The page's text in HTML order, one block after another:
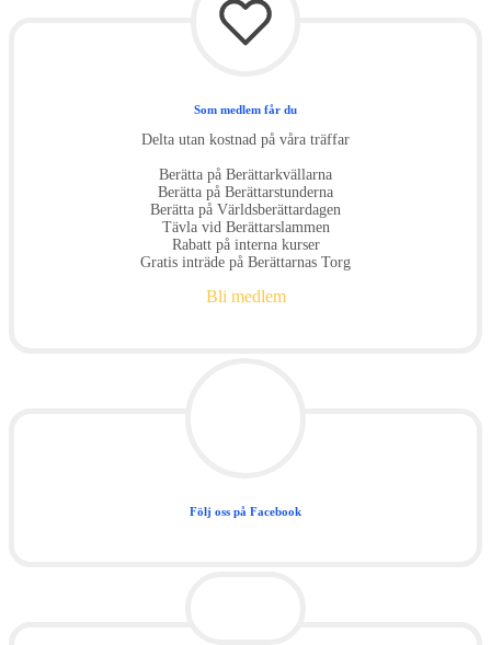
Som medlem får du
Delta utan kostnad på våra träffar
Berätta på Berättarkvällarna
Berätta på Berättarstunderna
Berätta på Världsberättardagen
Tävla vid Berättarslammen
Rabatt på interna kurser
Gratis inträde på Berättarnas Torg
Bli medlem
Följ oss på Facebook